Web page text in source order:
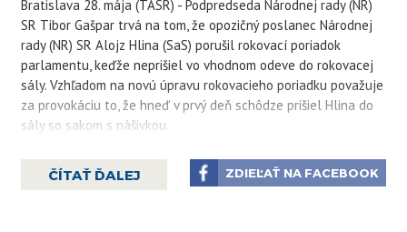
Bratislava 28. mája (TASR) - Podpredseda Národnej rady (NR)
SR Tibor Gašpar trvá na tom, že opozičný poslanec Národnej
rady (NR) SR Alojz Hlina (SaS) porušil rokovací poriadok
parlamentu, keďže neprišiel vo vhodnom odeve do rokovacej
sály. Vzhľadom na novú úpravu rokovacieho poriadku považuje
za provokáciu to, že hneď v prvý deň schôdze prišiel Hlina do
sály so sakom s nášivkou.
povedali, že do parlamentu sa chodí v nejakom formálnom
odeve, a okrem toho sme povedali, že na odeve sa nesmú
ČÍTAŤ ĎALEJ ZDIEĽAŤ NA FACEBOOK